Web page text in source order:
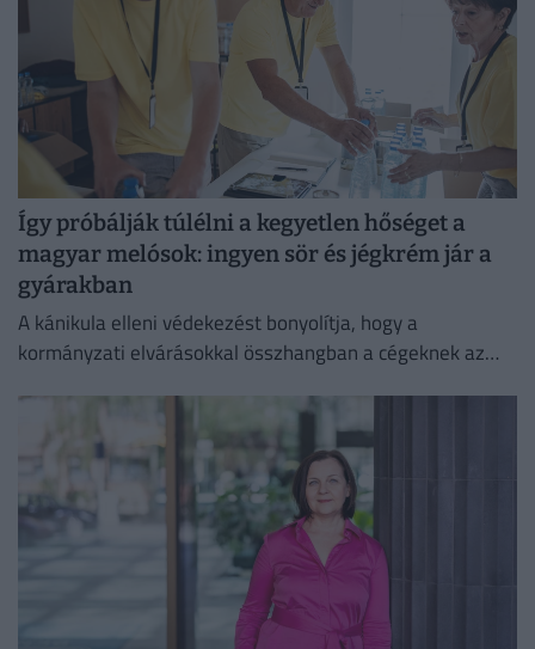
Így próbálják túlélni a kegyetlen hőséget a
magyar melósok: ingyen sör és jégkrém jár a
gyárakban
A kánikula elleni védekezést bonyolítja, hogy a
kormányzati elvárásokkal összhangban a cégeknek az